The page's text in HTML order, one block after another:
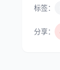
标签：
分享：